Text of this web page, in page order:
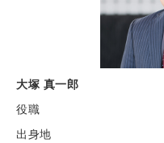
大塚 真一郎
役職
出身地